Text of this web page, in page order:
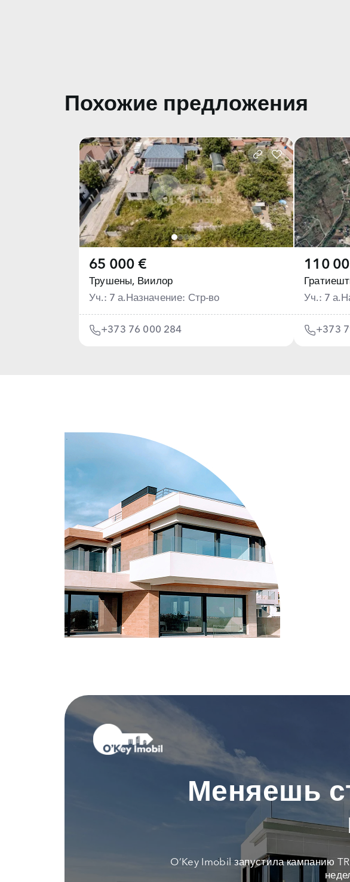
Похожие предложения
65 000 €
Трушены, Виилор
Уч.: 7 а. Назначение: Стр-во
+373 76 000 284
110
Уч.: 7 а.
+373
Меняешь
O’Key Imobil запустила кампанию